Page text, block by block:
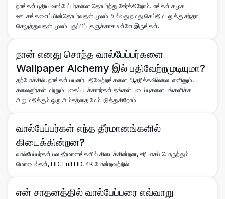
நாங்கள் புதிய வால்பேப்பர்களை தொடர்ந்து சேர்க்கிறோம். எங்கள் சமூக
ஊடகங்களைப் பின்தொடர்வதன் மூலம் அல்லது நமது செய்திமடலுக்கு சந்தா
செலுத்துவதன் மூலம் புதுப்பிப்புகளுக்காக உள்ளே இருங்கள்.
நான் எனது சொந்த வால்பேப்பர்களை
Wallpaper Alchemy இல் பதிவேற்றமுடியுமா?
தற்போக்கில், நாங்கள் பயனர் பதிவேற்றங்களை ஆதரிக்கவில்லை. எனினும்,
கலைஞர்கள் மற்றும் புகைப்படக்காரர்கள் தங்கள் படைப்புகளை பங்களிக்க
அனுமதிக்கும் ஒரு அம்சத்தை மேம்படுத்துகிறோம்.
வால்பேப்பர்கள் எந்த தீர்மானங்களில்
கிடைக்கின்றன?
வால்பேப்பர்கள் பல தீர்மானங்களில் கிடைக்கின்றன, சரியாகப் பொருந்தும்
மொபைல்கள், HD, Full HD, 4K போன்றவற்றில்.
என் சாதனத்தில் வால்பேப்பரை எவ்வாறு